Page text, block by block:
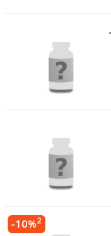
-10%2